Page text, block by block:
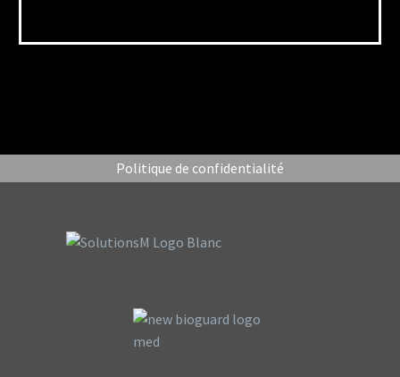
Politique de confidentialité